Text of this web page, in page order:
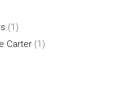
(1)
Carter (1)